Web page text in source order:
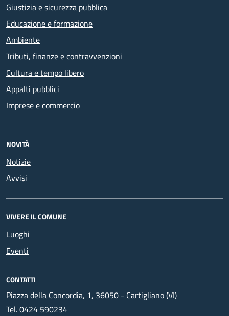
Giustizia e sicurezza pubblica
Educazione e formazione
Ambiente
Tributi, finanze e contravvenzioni
Cultura e tempo libero
Appalti pubblici
Imprese e commercio
NOVITÀ
Notizie
Avvisi
VIVERE IL COMUNE
Luoghi
Eventi
CONTATTI
Piazza della Concordia, 1, 36050 - Cartigliano (VI)
Tel.0424 590234